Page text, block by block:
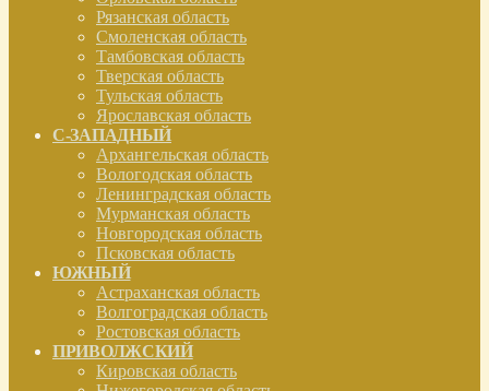
Рязанская область
Смоленская область
Тамбовская область
Тверская область
Тульская область
Ярославская область
С-ЗАПАДНЫЙ
Архангельская область
Вологодская область
Ленинградская область
Мурманская область
Новгородская область
Псковская область
ЮЖНЫЙ
Астраханская область
Волгоградская область
Ростовская область
ПРИВОЛЖСКИЙ
Кировская область